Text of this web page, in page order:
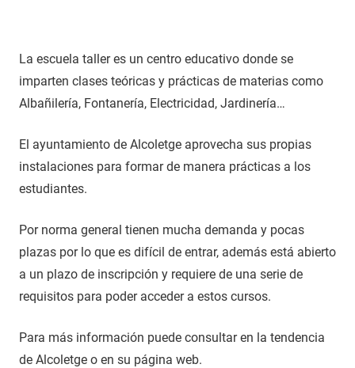
La escuela taller es un centro educativo donde se
imparten clases teóricas y prácticas de materias como
Albañilería, Fontanería, Electricidad, Jardinería…
El ayuntamiento de Alcoletge aprovecha sus propias
instalaciones para formar de manera prácticas a los
estudiantes.
Por norma general tienen mucha demanda y pocas
plazas por lo que es difícil de entrar, además está abierto
a un plazo de inscripción y requiere de una serie de
requisitos para poder acceder a estos cursos.
Para más información puede consultar en la tendencia
de Alcoletge o en su página web.